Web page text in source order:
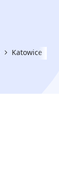
Katowice